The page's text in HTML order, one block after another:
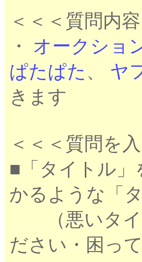
＜＜＜質問内
・ オークショ
ぱたぱた 、 ヤ
きます
＜＜＜質問を
■「タイトル」
かるような「
（悪いタイ
ださい・困っ